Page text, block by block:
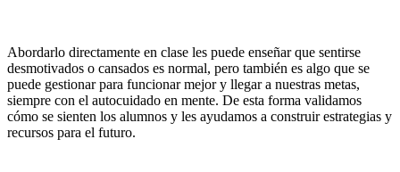
Abordarlo directamente en clase les puede enseñar que sentirse
desmotivados o cansados es normal, pero también es algo que se
puede gestionar para funcionar mejor y llegar a nuestras metas,
siempre con el autocuidado en mente. De esta forma validamos
cómo se sienten los alumnos y les ayudamos a construir estrategias y
recursos para el futuro.